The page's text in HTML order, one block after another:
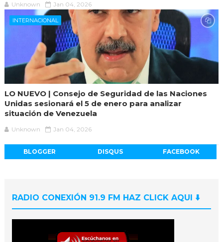
Unknown Jan 04, 2026
INTERNACIONAL
LO NUEVO | Consejo de Seguridad de las Naciones
Unidas sesionará el 5 de enero para analizar
situación de Venezuela
Unknown Jan 04, 2026
BLOGGER DISQUS FACEBOOK
RADIO CONEXIÓN 91.9 FM HAZ CLICK AQUI ⬇️